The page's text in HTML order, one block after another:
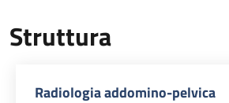
Struttura
Radiologia addomino-pelvica